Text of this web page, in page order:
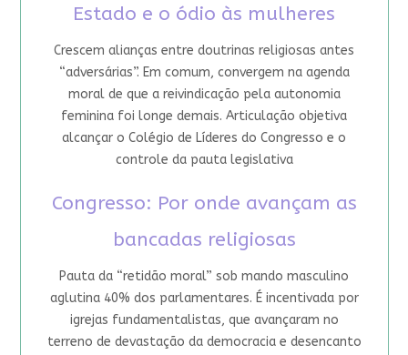
Estado e o ódio às mulheres
Crescem alianças entre doutrinas religiosas antes
“adversárias”. Em comum, convergem na agenda
moral de que a reivindicação pela autonomia
feminina foi longe demais. Articulação objetiva
alcançar o Colégio de Líderes do Congresso e o
controle da pauta legislativa
Congresso: Por onde avançam as
bancadas religiosas
Pauta da “retidão moral” sob mando masculino
aglutina 40% dos parlamentares. É incentivada por
igrejas fundamentalistas, que avançaram no
terreno de devastação da democracia e desencanto